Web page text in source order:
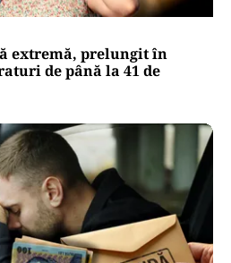
extremă, prelungit în
de până la 41 de